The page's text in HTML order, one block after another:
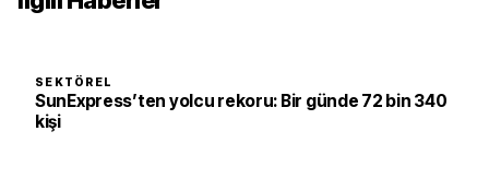
SEKTÖREL
SunExpress’ten yolcu rekoru: Bir günde 72 bin 340
kişi